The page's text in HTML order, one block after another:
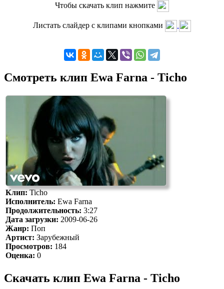
Чтобы скачать клип нажмите
Листать слайдер с клипами кнопками
Смотреть клип Ewa Farna - Ticho
Клип:Ticho
Исполнитель: Ewa Farna
Продолжительность: 3:27
Дата загрузки: 2009-06-26
Жанр: Поп
Артист: Зарубежный
Просмотров: 184
Оценка: 0
Скачать клип Ewa Farna - Ticho